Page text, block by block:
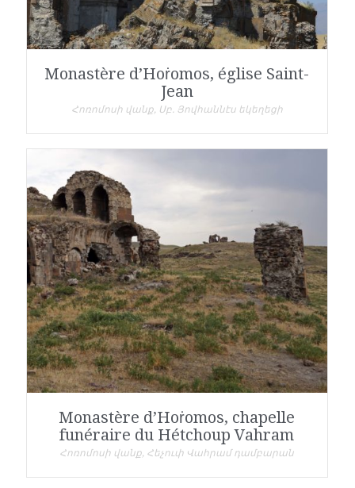
Monastère d’Hoṙomos, église Saint-
Jean
Հոռոմոսի վանք, Սբ. Յովհաննէս եկեղեցի
Monastère d’Hoṙomos, chapelle
funéraire du Hétchoup Vahram
Հոռոմոսի վանք, Հեչուփ Վահրամ դամբարան